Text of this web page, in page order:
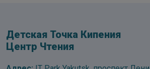
Детская Точка Кипения
Центр Чтения